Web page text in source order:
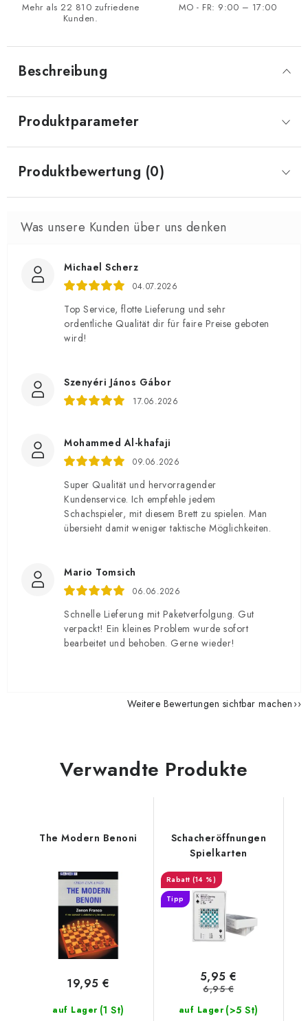
Mehr als 22 810 zufriedene
Kunden.
MO - FR: 9:00 – 17:00
Beschreibung
Produktparameter
Produktbewertung (0)
Michael Scherz
04.07.2026
Top Service, flotte Lieferung und sehr
ordentliche Qualität dir für faire Preise geboten
wird!
Szenyéri János Gábor
17.06.2026
Mohammed Al-khafaji
09.06.2026
Super Qualität und hervorragender
Kundenservice. Ich empfehle jedem
Schachspieler, mit diesem Brett zu spielen. Man
übersieht damit weniger taktische Möglichkeiten.
Mario Tomsich
06.06.2026
Schnelle Lieferung mit Paketverfolgung. Gut
verpackt! Ein kleines Problem wurde sofort
bearbeitet und behoben. Gerne wieder!
Weitere Bewertungen sichtbar machen
Verwandte Produkte
The Modern Benoni
auf Lager (1 St)
19,95 €
Schacheröffnungen
Spielkarten
(14 %)
Tipp
auf Lager (>5 St)
5,95 €
6,95 €